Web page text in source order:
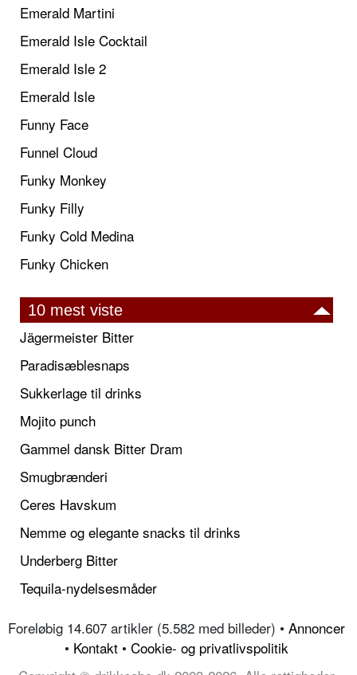
Emerald Martini
Emerald Isle Cocktail
Emerald Isle 2
Emerald Isle
Funny Face
Funnel Cloud
Funky Monkey
Funky Filly
Funky Cold Medina
Funky Chicken
10 mest viste
Jägermeister Bitter
Paradisæblesnaps
Sukkerlage til drinks
Mojito punch
Gammel dansk Bitter Dram
Smugbrænderi
Ceres Havskum
Nemme og elegante snacks til drinks
Underberg Bitter
Tequila-nydelsesmåder
Foreløbig 14.607 artikler (5.582 med billeder) • Annoncer
• Kontakt • Cookie- og privatlivspolitik